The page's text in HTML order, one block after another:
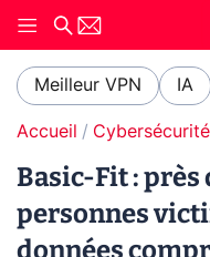
Meilleur VPN IA
Accueil Cybersécurité
Basic-Fit :
personnes
données